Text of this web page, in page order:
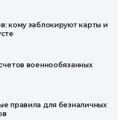
кому заблокируют карты и
военнообязанных
правила для безналичных